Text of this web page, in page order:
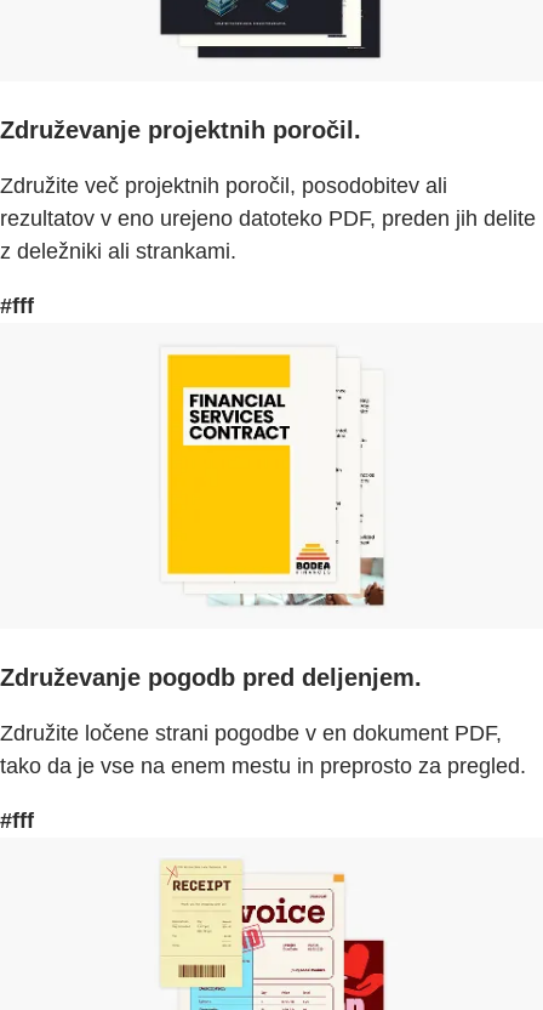
Združevanje projektnih poročil.
Združite več projektnih poročil, posodobitev ali
rezultatov v eno urejeno datoteko PDF, preden jih delite
z deležniki ali strankami.
#fff
Združevanje pogodb pred deljenjem.
Združite ločene strani pogodbe v en dokument PDF,
tako da je vse na enem mestu in preprosto za pregled.
#fff